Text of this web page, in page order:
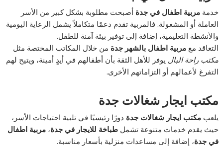
خدمةمربية اطفال في جدة أصبحت مطلوبة بشكل كبير من الأسر
العاملة أو المشغولة. فالمربية تقدم دعمًا متكاملاً يشمل الرعاية اليومية
والأنشطة التعليمية، إضافة إلى توفير بيئة آمنة للطفل.
التعاقد معمربية اطفال بالشهر جدة من خلال المكاتب المختصة مثل
مكتب راحة البال يوفر للأهل الثقة بأن أطفالهم في أيدٍ أمينة، ويتيح لهم
التفرغ لأعمالهم أو التزاماتهم الأخرى.
مكتب ايجار شغالات جدة
يلعبمكتب ايجار شغالات جدة دورًا رئيسيًا في تلبية احتياجات الأسر،
حيث يقدم خدمات متنوعة تشملطباخة للايجار في جدة،مربية اطفال
في جدة، إضافة إلى مساعدات منزلية بأسعار مناسبة.